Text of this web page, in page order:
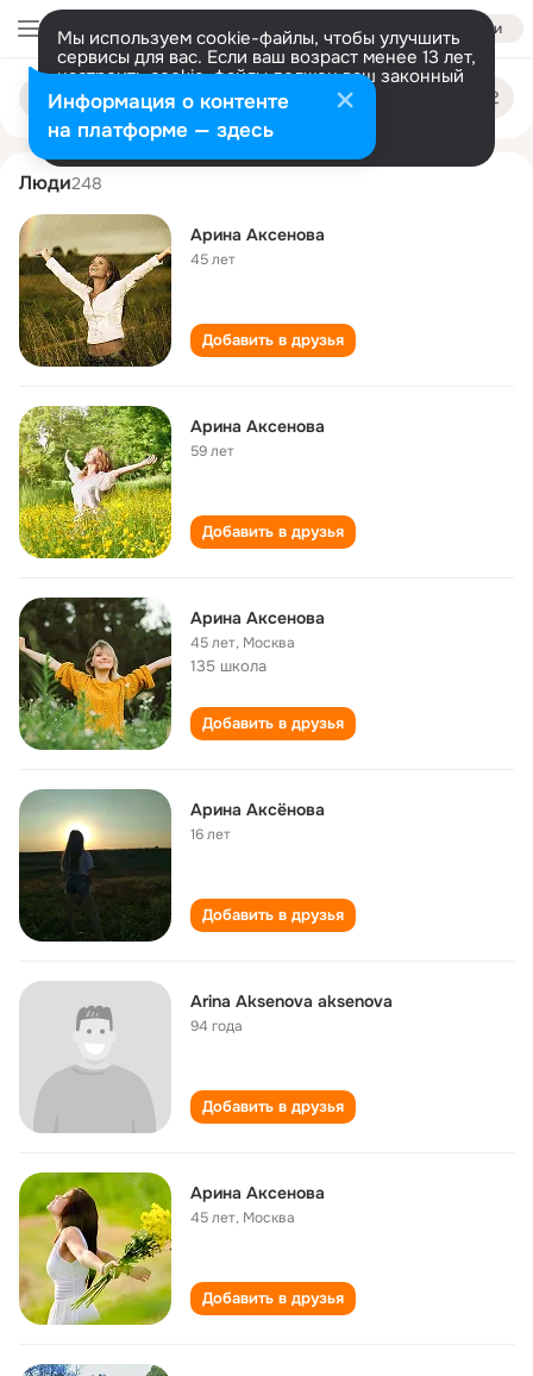
Войти
Мы используем cookie-файлы, чтобы улучшить
сервисы для вас. Если ваш возраст менее 13 лет,
настроить cookie-файлы должен ваш законный
представитель. Больше информации
Разрешить все Настроить
Поиск
людям
arina aksyonova
Люди248
Арина Аксенова
45 лет
Добавить в друзья
Арина Аксенова
59 лет
Добавить в друзья
Арина Аксенова
45 лет, Москва
135 школа
Добавить в друзья
Арина Аксёнова
16 лет
Добавить в друзья
Arina Aksenova aksenova
94 года
Добавить в друзья
Арина Аксенова
45 лет, Москва
Добавить в друзья
Информация о контенте
на платформе — здесь